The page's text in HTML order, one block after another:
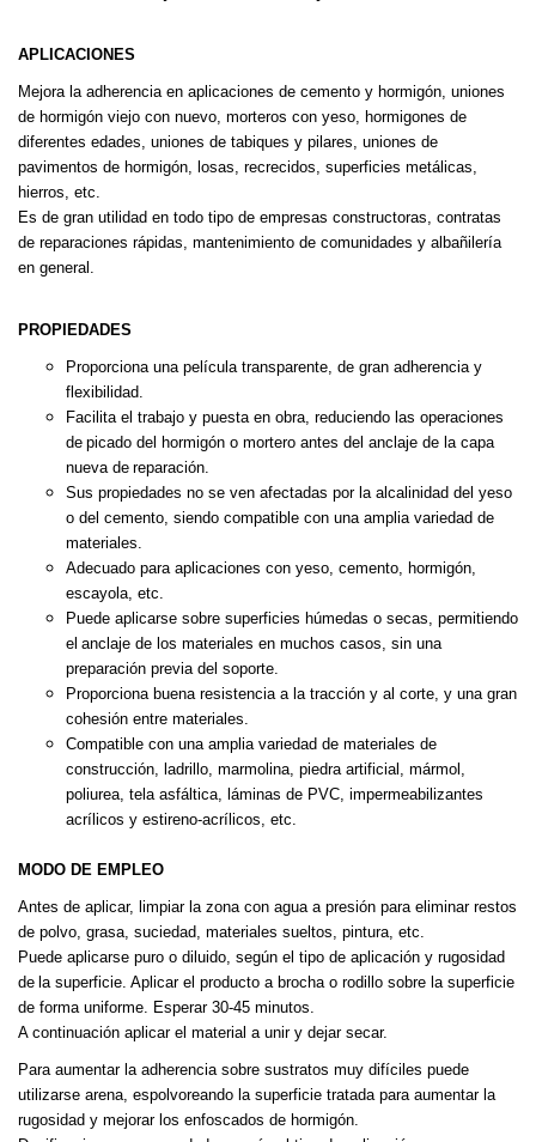
APLICACIONES
Mejora la adherencia en aplicaciones de cemento y hormigón, uniones
de hormigón viejo con nuevo, morteros con yeso, hormigones de
diferentes edades, uniones de tabiques y pilares, uniones de
pavimentos de hormigón, losas, recrecidos, superficies metálicas,
hierros, etc.
Es de gran utilidad en todo tipo de empresas constructoras, contratas
de reparaciones rápidas, mantenimiento de comunidades y albañilería
en general.
PROPIEDADES
Proporciona una película transparente, de gran adherencia y
flexibilidad.
Facilita el trabajo y puesta en obra, reduciendo las operaciones
de picado del hormigón o mortero antes del anclaje de la capa
nueva de reparación.
Sus propiedades no se ven afectadas por la alcalinidad del yeso
o del cemento, siendo compatible con una amplia variedad de
materiales.
Adecuado para aplicaciones con yeso, cemento, hormigón,
escayola, etc.
Puede aplicarse sobre superficies húmedas o secas, permitiendo
el anclaje de los materiales en muchos casos, sin una
preparación previa del soporte.
Proporciona buena resistencia a la tracción y al corte, y una gran
cohesión entre materiales.
Compatible con una amplia variedad de materiales de
construcción, ladrillo, marmolina, piedra artificial, mármol,
poliurea, tela asfáltica, láminas de PVC, impermeabilizantes
acrílicos y estireno-acrílicos, etc.
MODO DE EMPLEO
Antes de aplicar, limpiar la zona con agua a presión para eliminar restos
de polvo, grasa, suciedad, materiales sueltos, pintura, etc.
Puede aplicarse puro o diluido, según el tipo de aplicación y rugosidad
de la superficie. Aplicar el producto a brocha o rodillo sobre la superficie
de forma uniforme. Esperar 30-45 minutos.
A continuación aplicar el material a unir y dejar secar.
Para aumentar la adherencia sobre sustratos muy difíciles puede
utilizarse arena, espolvoreando la superficie tratada para aumentar la
rugosidad y mejorar los enfoscados de hormigón.